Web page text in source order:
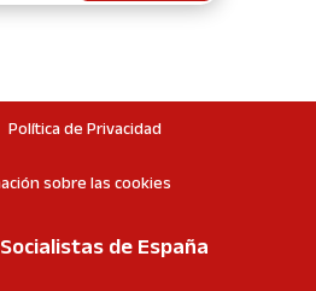
Política de Privacidad
sobre las cookies
de España